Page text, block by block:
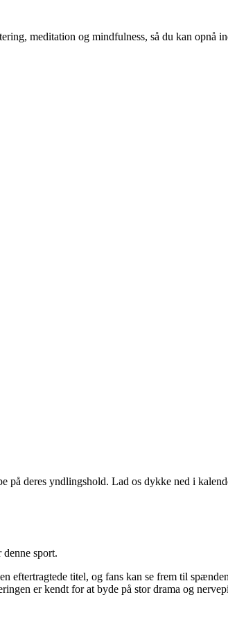
meditation og mindfulness, så du kan opnå
deres yndlingshold. Lad os dykke ned i
sport.
titel, og fans kan se frem til
er kendt for at byde på stor drama og